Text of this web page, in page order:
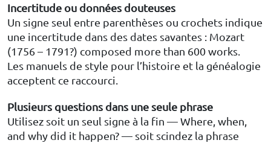
Incertitude ou données douteuses
Un signe seul entre parenthèses ou crochets indique
une incertitude dans des dates savantes : Mozart
(1756 – 1791?) composed more than 600 works.
Les manuels de style pour l’histoire et la généalogie
acceptent ce raccourci.
Plusieurs questions dans une seule phrase
Utilisez soit un seul signe à la fin — Where, when,
and why did it happen? — soit scindez la phrase